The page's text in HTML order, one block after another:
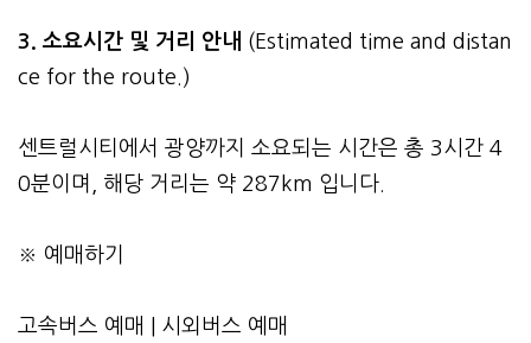
3. 소요시간 및 거리 안내 (Estimated time and distan
ce for the route.)
센트럴시티에서 광양까지 소요되는 시간은 총 3시간 4
0분이며, 해당 거리는 약 287km 입니다.
※ 예매하기
고속버스 예매 시외버스 예매